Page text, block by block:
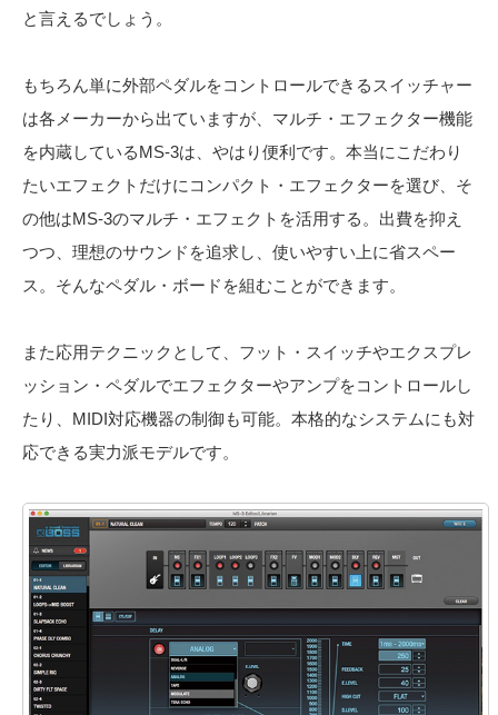
と言えるでしょう。
もちろん単に外部ペダルをコントロールできるスイッチャー
は各メーカーから出ていますが、マルチ・エフェクター機能
を内蔵しているMS-3は、やはり便利です。本当にこだわり
たいエフェクトだけにコンパクト・エフェクターを選び、そ
の他はMS-3のマルチ・エフェクトを活用する。出費を抑え
つつ、理想のサウンドを追求し、使いやすい上に省スペー
ス。そんなペダル・ボードを組むことができます。
また応用テクニックとして、フット・スイッチやエクスプレ
ッション・ペダルでエフェクターやアンプをコントロールし
たり、MIDI対応機器の制御も可能。本格的なシステムにも対
応できる実力派モデルです。